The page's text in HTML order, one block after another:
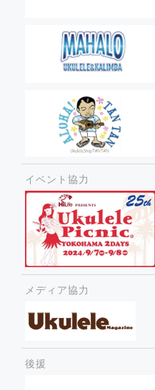
イベント協力
メディア協力
後援